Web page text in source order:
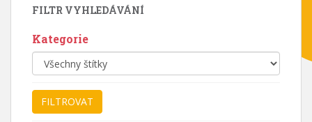
FILTR VYHLEDÁVÁNÍ
Kategorie